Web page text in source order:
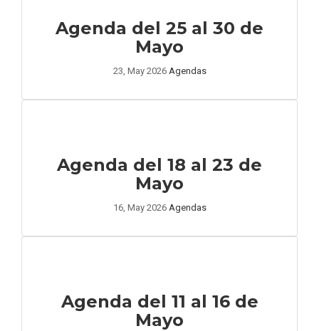
Agenda del 25 al 30 de
Mayo
23, May 2026 Agendas
Agenda del 18 al 23 de
Mayo
16, May 2026 Agendas
Agenda del 11 al 16 de
Mayo